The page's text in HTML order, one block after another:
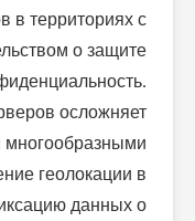
в территориях с
о защите
осложняет
геолокации в
данных о